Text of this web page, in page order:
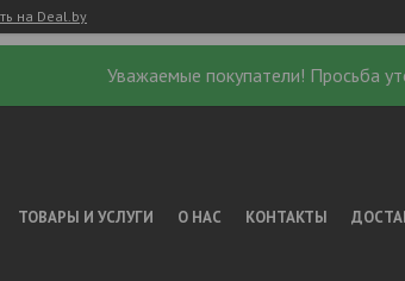
на Deal.by
Уважаемые покупатели! Просьба
ТОВАРЫ И УСЛУГИ О НАС КОНТАКТЫ